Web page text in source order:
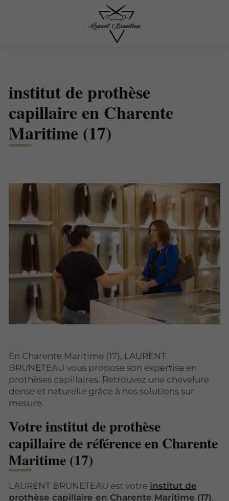
institut de prothèse
capillaire en Charente
Maritime (17)
En Charente Maritime (17), LAURENT
BRUNETEAU vous propose son expertise en
prothèses capillaires. Retrouvez une chevelure
dense et naturelle grâce à nos solutions sur
mesure.
Votre institut de prothèse
capillaire de référence en Charente
Maritime (17)
LAURENT BRUNETEAU est votre institut de
prothèse capillaire en Charente Maritime (17),